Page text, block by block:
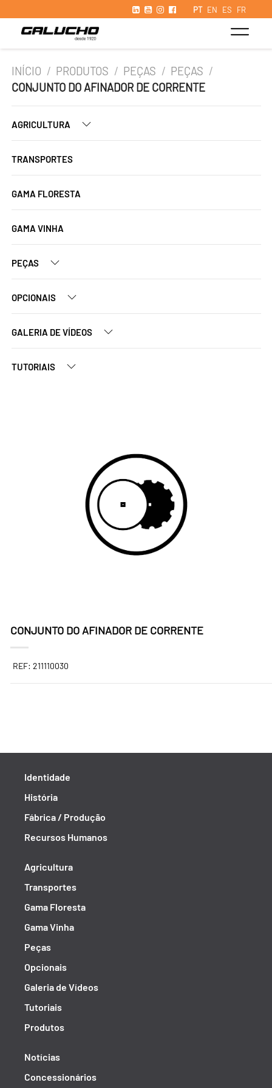
PT EN ES FR
INÍCIO / PRODUTOS / PEÇAS / PEÇAS /
CONJUNTO DO AFINADOR DE CORRENTE
AGRICULTURA
TRANSPORTES
GAMA FLORESTA
GAMA VINHA
PEÇAS
OPCIONAIS
GALERIA DE VÍDEOS
TUTORIAIS
CONJUNTO DO AFINADOR DE CORRENTE
REF: 211110030
Identidade
História
Fábrica / Produção
Recursos Humanos
Agricultura
Transportes
Gama Floresta
Gama Vinha
Peças
Opcionais
Galeria de Vídeos
Tutoriais
Produtos
Notícias
Concessionários